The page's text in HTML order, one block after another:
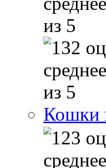
Кошки